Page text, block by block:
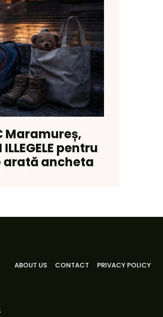
Maramureș,
pentru
arată ancheta
ABOUT US CONTACT PRIVACY POLICY